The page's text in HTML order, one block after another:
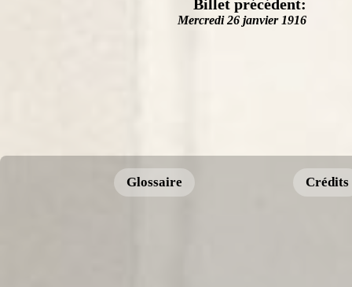
Billet précédent:
Mercredi 26 janvier 1916
Glossaire Crédits